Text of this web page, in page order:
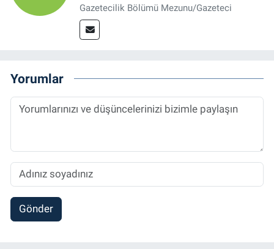
Gazetecilik Bölümü Mezunu/Gazeteci
Yorumlar
Gönder